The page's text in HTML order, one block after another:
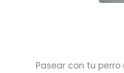
Pasear con tu